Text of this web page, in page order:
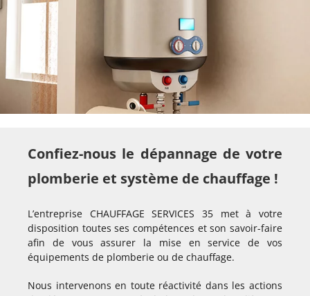
Confiez-nous le dépannage de votre
plomberie et système de chauffage !
L’entreprise CHAUFFAGE SERVICES 35 met à votre
disposition toutes ses compétences et son savoir-faire
afin de vous assurer la mise en service de vos
équipements de plomberie ou de chauffage.
Nous intervenons en toute réactivité dans les actions